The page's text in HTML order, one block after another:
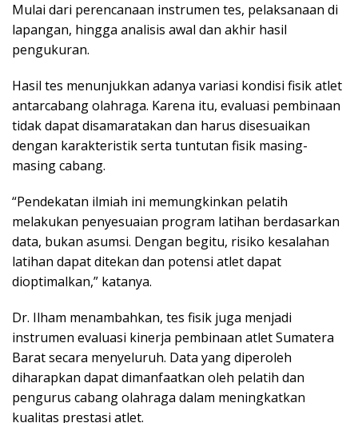
Mulai dari perencanaan instrumen tes, pelaksanaan di
lapangan, hingga analisis awal dan akhir hasil
pengukuran.
Hasil tes menunjukkan adanya variasi kondisi fisik atlet
antarcabang olahraga. Karena itu, evaluasi pembinaan
tidak dapat disamaratakan dan harus disesuaikan
dengan karakteristik serta tuntutan fisik masing-
masing cabang.
“Pendekatan ilmiah ini memungkinkan pelatih
melakukan penyesuaian program latihan berdasarkan
data, bukan asumsi. Dengan begitu, risiko kesalahan
latihan dapat ditekan dan potensi atlet dapat
dioptimalkan,” katanya.
Dr. Ilham menambahkan, tes fisik juga menjadi
instrumen evaluasi kinerja pembinaan atlet Sumatera
Barat secara menyeluruh. Data yang diperoleh
diharapkan dapat dimanfaatkan oleh pelatih dan
pengurus cabang olahraga dalam meningkatkan
kualitas prestasi atlet.